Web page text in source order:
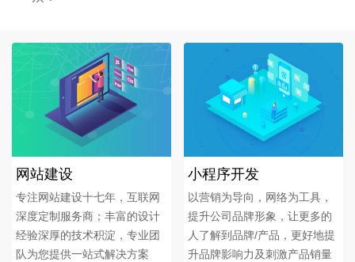
网站建设
专注网站建设十七年，互联网
深度定制服务商；丰富的设计
经验深厚的技术积淀，专业团
队为您提供一站式解决方案
小程序开发
以营销为导向，网络为工具，
提升公司品牌形象，让更多的
人了解到品牌/产品，更好地提
升品牌影响力及刺激产品销量